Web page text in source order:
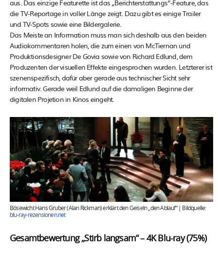
aus. Das einzige Featurette ist das „Berichterstattungs“-Feature, das
die TV-Reportage in voller Länge zeigt. Dazu gibt es einige Trailer
und TV-Spots sowie eine Bildergalerie.
Das Meiste an Information muss man sich deshalb aus den beiden
Audiokommentaren holen, die zum einen von McTiernan und
Produktionsdesigner De Govia sowie von Richard Edlund, dem
Produzenten der visuellen Effekte eingesprochen wurden. Letzterer ist
szenenspezifisch, dafür aber gerade aus technischer Sicht sehr
informativ. Gerade weil Edlund auf die damaligen Beginne der
digitalen Projetion in Kinos eingeht.
Bösewicht Hans Gruber (Alan Rickman) erklärt den Geiseln „den Ablauf“ | Bildquelle:
blu-ray-rezensionen.net
Gesamtbewertung „Stirb langsam“ – 4K Blu-ray (75%)